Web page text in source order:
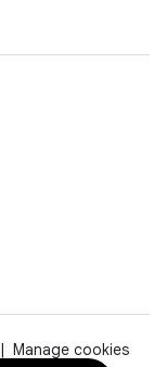
Manage cookies